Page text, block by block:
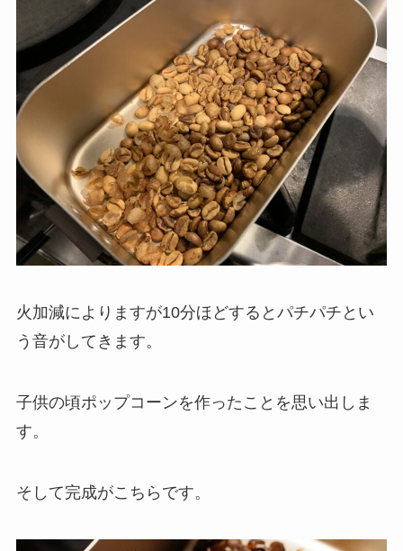
火加減によりますが10分ほどすると パチパチ とい
う音がしてきます。
子供の頃ポップコーンを作ったことを思い出しま
す。
そして完成がこちらです。